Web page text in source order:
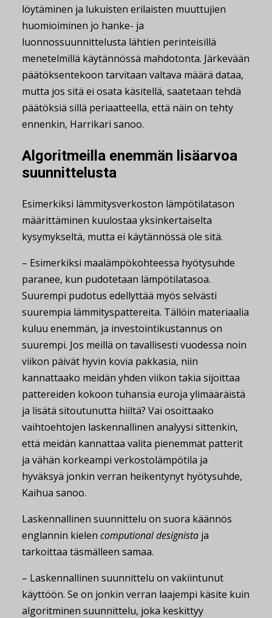
löytäminen ja lukuisten erilaisten muuttujien
huomioiminen jo hanke- ja
luonnossuunnittelusta lähtien perinteisillä
menetelmillä käytännössä mahdotonta. Järkevään
päätöksentekoon tarvitaan valtava määrä dataa,
mutta jos sitä ei osata käsitellä, saatetaan tehdä
päätöksiä sillä periaatteella, että näin on tehty
ennenkin, Harrikari sanoo.
Algoritmeilla enemmän lisäarvoa
suunnittelusta
Esimerkiksi lämmitysverkoston lämpötilatason
määrittäminen kuulostaa yksinkertaiselta
kysymykseltä, mutta ei käytännössä ole sitä.
– Esimerkiksi maalämpökohteessa hyötysuhde
paranee, kun pudotetaan lämpötilatasoa.
Suurempi pudotus edellyttää myös selvästi
suurempia lämmityspattereita. Tällöin materiaalia
kuluu enemmän, ja investointikustannus on
suurempi. Jos meillä on tavallisesti vuodessa noin
viikon päivät hyvin kovia pakkasia, niin
kannattaako meidän yhden viikon takia sijoittaa
pattereiden kokoon tuhansia euroja ylimääräistä
ja lisätä sitoutunutta hiiltä? Vai osoittaako
vaihtoehtojen laskennallinen analyysi sittenkin,
että meidän kannattaa valita pienemmät patterit
ja vähän korkeampi verkostolämpötila ja
hyväksyä jonkin verran heikentynyt hyötysuhde,
Kaihua sanoo.
Laskennallinen suunnittelu on suora käännös
englannin kielen computional designista ja
tarkoittaa täsmälleen samaa.
– Laskennallinen suunnittelu on vakiintunut
käyttöön. Se on jonkin verran laajempi käsite kuin
algoritminen suunnittelu, joka keskittyy